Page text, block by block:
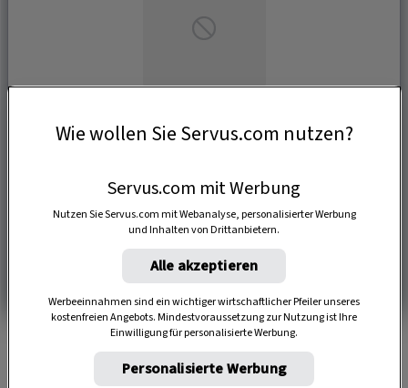
Wie wollen Sie Servus.com nutzen?
Servus.com mit Werbung
Nutzen Sie Servus.com mit Webanalyse, personalisierter Werbung
und Inhalten von Drittanbietern.
Alle akzeptieren
Werbeeinnahmen sind ein wichtiger wirtschaftlicher Pfeiler unseres
kostenfreien Angebots. Mindestvoraussetzung zur Nutzung ist Ihre
Einwilligung für personalisierte Werbung.
Personalisierte Werbung